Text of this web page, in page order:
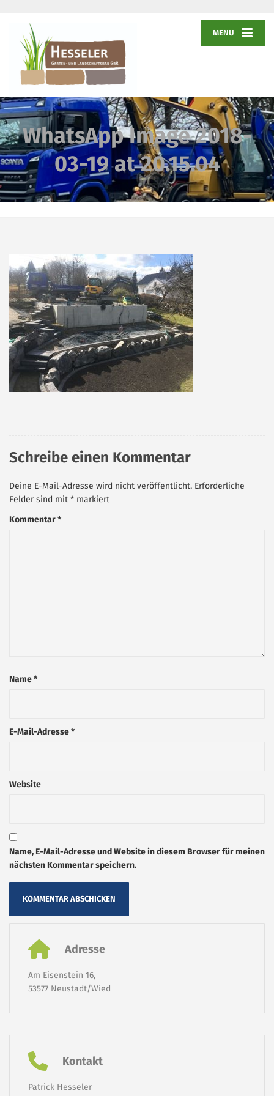
MENU
WhatsApp Image 2018-
03-19 at 20.15.04
Schreibe einen Kommentar
Deine E-Mail-Adresse wird nicht veröffentlicht. Erforderliche
Felder sind mit * markiert
Kommentar*
Name*
E-Mail-Adresse*
Website
Name, E-Mail-Adresse und Website in diesem Browser für meinen
nächsten Kommentar speichern.
Adresse
Am Eisenstein 16,
53577 Neustadt/Wied
Kontakt
Patrick Hesseler